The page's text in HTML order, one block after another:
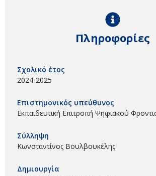
Πληροφορίες
Σχολικό έτος
2024-2025
Επιστημονικός υπεύθυνος
Εκπαιδευτική Επιτροπή Ψηφιακού
Σύλληψη
Κωνσταντίνος Βουλβουκέλης
Δημιουργία